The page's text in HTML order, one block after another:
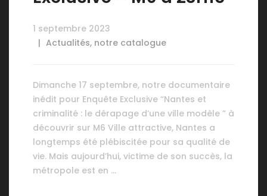
1 septembre 2023
Actualités, notre catalogue
Dimanche 17 septembre, notre documentaire
inédit pour Enquête Exclusive “Nantes et
criminalité : le dérapage d’une ville modèle ” à
découvrir sur M6 Ville attractive, Nantes a
longtemps été plébiscitée pour sa qualité de
vie. Mais aujourd’hui, victime de son succès, la
métropole est en …